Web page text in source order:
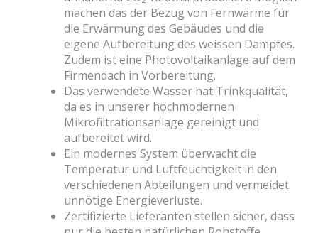
machen das der Bezug von Fernwärme für
die Erwärmung des Gebäudes und die
eigene Aufbereitung des weissen Dampfes.
Zudem ist eine Photovoltaikanlage auf dem
Firmendach in Vorbereitung.
Das verwendete Wasser hat Trinkqualität,
da es in unserer hochmodernen
Mikrofiltrationsanlage gereinigt und
aufbereitet wird.
Ein modernes System überwacht die
Temperatur und Luftfeuchtigkeit in den
verschiedenen Abteilungen und vermeidet
unnötige Energieverluste.
Zertifizierte Lieferanten stellen sicher, dass